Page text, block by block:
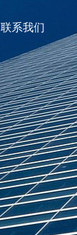
联系我们